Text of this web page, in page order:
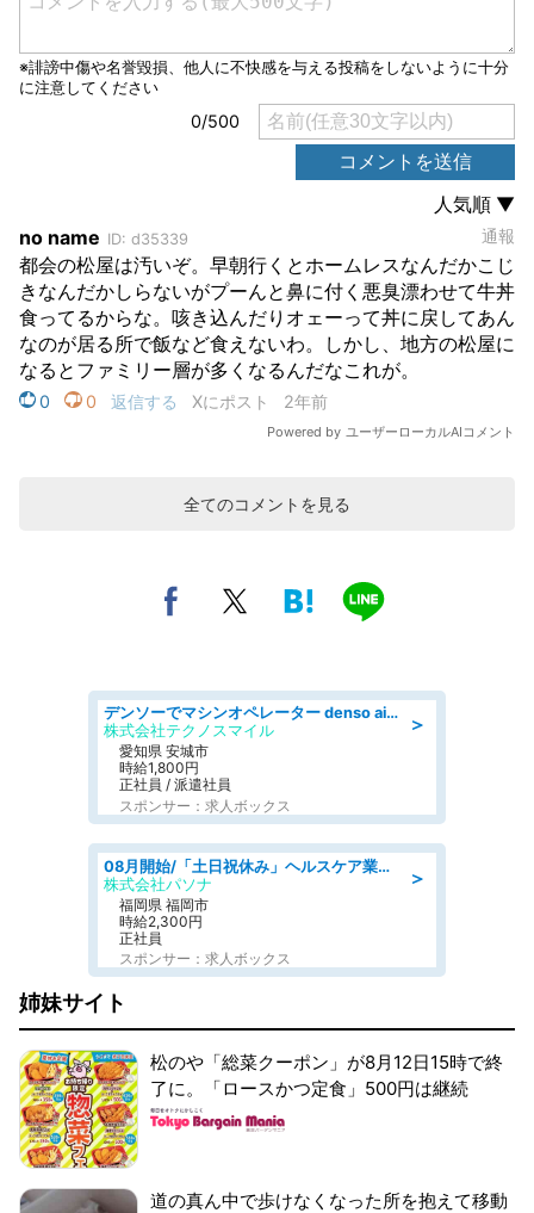
全てのコメントを見る
＞
デンソーでマシンオペレーター denso aichi
株式会社テクノスマイル
愛知県 安城市
時給1,800円
正社員 / 派遣社員
スポンサー：求人ボックス
＞
08月開始/「土日祝休み」ヘルスケア業界の産業保健師/高時給/未経験OK/要資格:保健師、正看護師
株式会社パソナ
福岡県 福岡市
時給2,300円
正社員
スポンサー：求人ボックス
姉妹サイト
松のや「総菜クーポン」が8月12日15時で終
了に。「ロースかつ定食」500円は継続
道の真ん中で歩けなくなった所を抱えて移動